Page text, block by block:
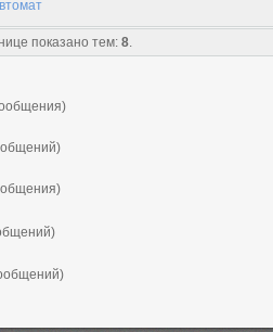
показано тем: 8.